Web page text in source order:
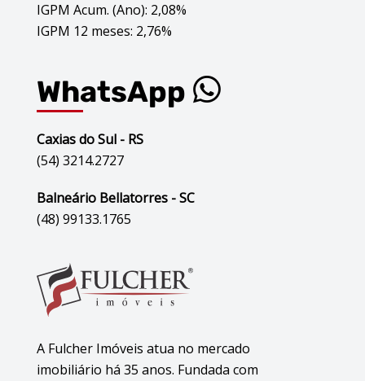
IGPM Acum. (Ano): 2,08%
IGPM 12 meses: 2,76%
WhatsApp
Caxias do Sul - RS
(54) 3214.2727
Balneário Bellatorres - SC
(48) 99133.1765
A Fulcher Imóveis atua no mercado
imobiliário há 35 anos. Fundada com